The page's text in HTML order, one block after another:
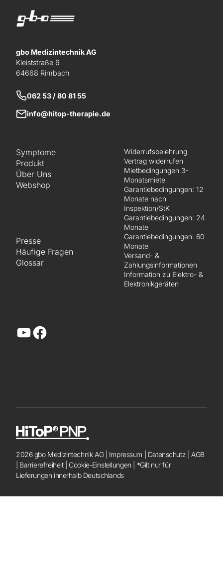
gbo Medizintechnik AG
Kleiststraße 6
64668 Rimbach
062 53 / 80 81 55
info@hitop-therapie.de
Symptome
Produkt
Über Uns
Webshop
Presse
Häufige Fragen
Glossar
Widerrufsbelehrung
Vertrag widerrufen
Mietbedingungen 3-
Monatsmiete
Garantiebedingungen: 12
Monate nach
Inspektion/StK
Garantiebedingungen: 24
Monate
Garantiebedingungen: 60
Monate
Versand- &
Zahlungsinformationen
Information zu Elektro- &
Elektronikgeräten
YouTube Facebook
2026 gbo Medizintechnik AG | Impressum Datenschutz
AGB
Barrierefreiheit| Cookie-Einstellungen | *Gilt nur für
Lieferungen innerhalb Deutschlands